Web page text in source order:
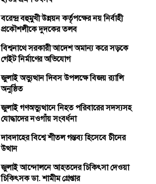
বরেন্দ্র বহুমুখী উন্নয়ন কর্তৃপক্ষের নয় নির্বাহী
প্রকৌশলীকে দুদকের তলব
বিশ্বনাথে সরকারী আদেশ অমান্য করে সড়কে
গেইট নির্মাণের অভিযোগ
জুলাই অভ্যুত্থান দিবস উপলক্ষে বিজয় র‍্যালি
অনুষ্ঠিত
জুলাই গণঅভ্যুত্থানে নিহত পরিবারের সদস্যসহ
যোদ্ধাদের নওগাঁয় সংবর্ধনা
দাবদাহের বিশ্বে শীতল গন্তব্য হিসেবে চীনের
উত্থান
জুলাই আন্দোলনে আহতদের চিকিৎসা দেওয়া
চিকিৎসক ডা. শামীম গ্রেপ্তার